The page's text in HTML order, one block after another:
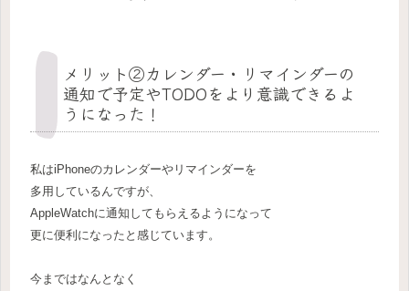
メリット②カレンダー・リマインダーの
通知で予定やTODOをより意識できるよ
うになった！
私はiPhoneのカレンダーやリマインダーを
多用しているんですが、
AppleWatchに通知してもらえるようになって
更に便利になったと感じています。
今まではなんとなく